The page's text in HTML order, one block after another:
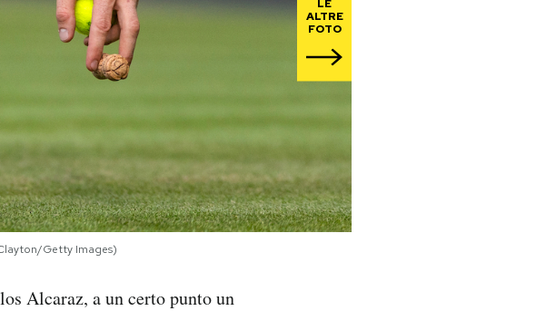
LE
ALTRE
FOTO
Getty Images)
Alcaraz, a un certo punto un